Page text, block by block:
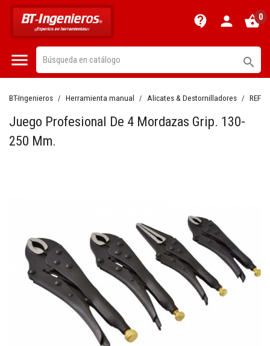
contact_support person shopping_basket0
 
BT-Ingenieros Herramienta manual Alicates & Destornilladores REF:
Juego Profesional De 4 Mordazas Grip. 130-
250 Mm.